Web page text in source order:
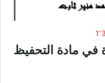
في مادة التحفيظ